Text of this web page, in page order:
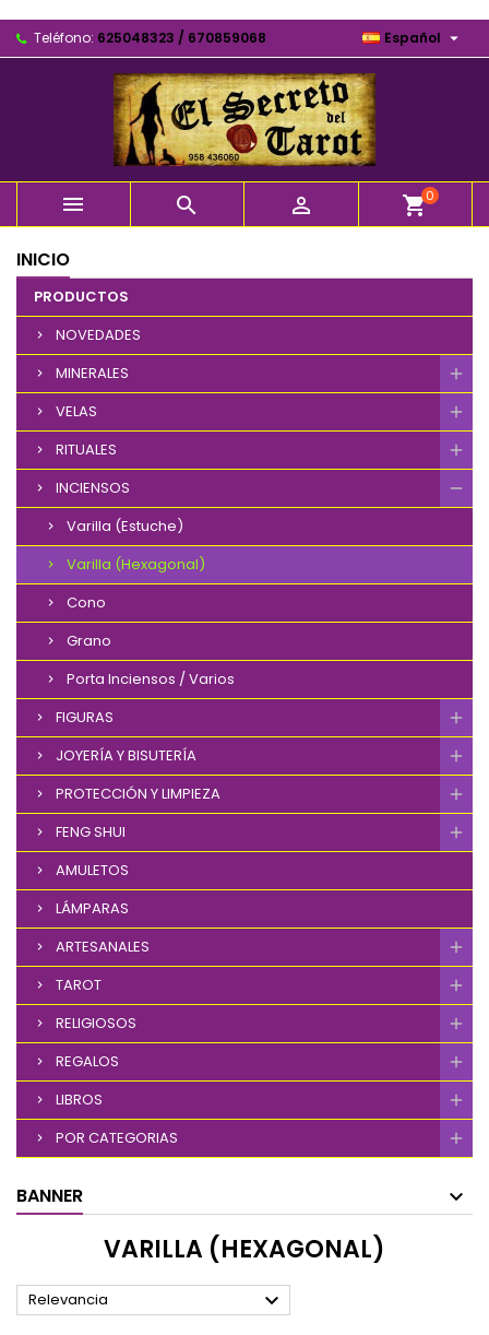
Teléfono: 625048323 / 670859068 Español 
   shopping_cart0
INICIO
PRODUCTOS
NOVEDADES
MINERALES
VELAS
RITUALES
INCIENSOS
Varilla (Estuche)
Varilla (Hexagonal)
Cono
Grano
Porta Inciensos / Varios
FIGURAS
JOYERÍA Y BISUTERÍA
PROTECCIÓN Y LIMPIEZA
FENG SHUI
AMULETOS
LÁMPARAS
ARTESANALES
TAROT
RELIGIOSOS
REGALOS
LIBROS
POR CATEGORIAS
BANNER
VARILLA (HEXAGONAL)
Relevancia 